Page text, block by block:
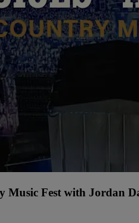
Music Fest with Jordan